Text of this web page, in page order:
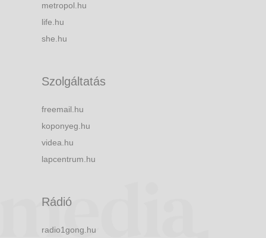
metropol.hu
life.hu
she.hu
Szolgáltatás
freemail.hu
koponyeg.hu
videa.hu
lapcentrum.hu
Rádió
radio1gong.hu